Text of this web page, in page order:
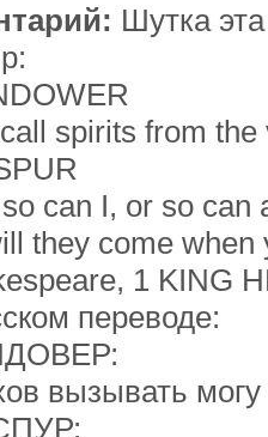
Шутка
spirits from the
can I, or so can
they come when
1 KING
переводе:
вызывать могу